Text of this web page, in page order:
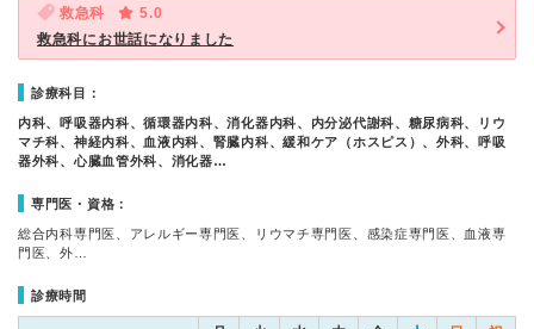
救急科
5.0
救急科にお世話になりました
診療科目：
内科、呼吸器内科、循環器内科、消化器内科、内分泌代謝科、糖尿病科、リウ
マチ科、神経内科、血液内科、腎臓内科、緩和ケア（ホスピス）、外科、呼吸
器外科、心臓血管外科、消化器…
専門医・資格：
総合内科専門医、アレルギー専門医、リウマチ専門医、感染症専門医、血液専
門医、外…
診療時間